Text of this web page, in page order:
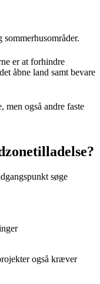
er at forhindre
åbne land samt bevare
men også andre faste
søge
også kræver